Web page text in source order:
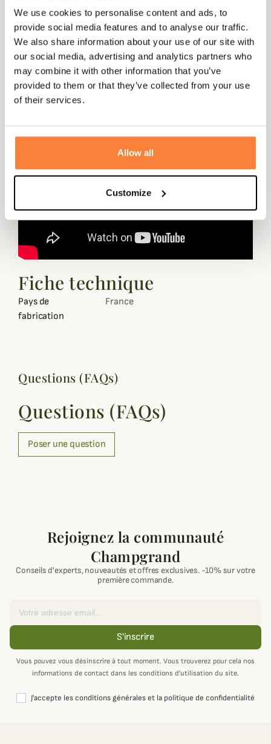
We use cookies to personalise content and ads, to
provide social media features and to analyse our traffic.
We also share information about your use of our site with
our social media, advertising and analytics partners who
may combine it with other information that you’ve
provided to them or that they’ve collected from your use
of their services.
Allow all
Customize
Idéal donc en milieu plus fermé, vous pourrez varier les
sons en utilisant en complément l'appeau AC614 pour
colvert qui une portée un peu plus lointaine.
Fiche technique
Pays de
fabrication
France
Questions (FAQs)
Questions (FAQs)
Poser une question
Rejoignez la communauté
Champgrand
Conseils d'experts, nouveautés et offres exclusives. -10% sur votre
première commande.
S'inscrire
Vous pouvez vous désinscrire à tout moment. Vous trouverez pour cela nos
informations de contact dans les conditions d'utilisation du site.
J'accepte les conditions générales et la politique de confidentialité